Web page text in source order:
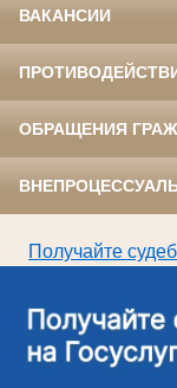
ВАКАНСИИ
ОБРАЩЕНИЯ
Получайте